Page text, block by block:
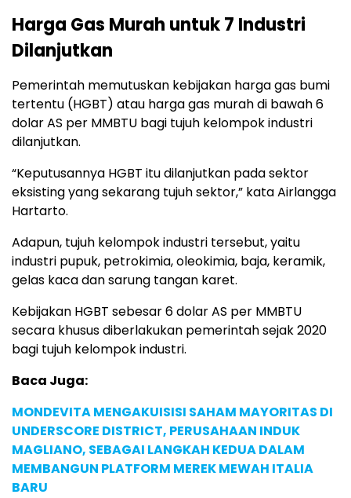
Harga Gas Murah untuk 7 Industri
Dilanjutkan
Pemerintah memutuskan kebijakan harga gas bumi
tertentu (HGBT) atau harga gas murah di bawah 6
dolar AS per MMBTU bagi tujuh kelompok industri
dilanjutkan.
“Keputusannya HGBT itu dilanjutkan pada sektor
eksisting yang sekarang tujuh sektor,” kata Airlangga
Hartarto.
Adapun, tujuh kelompok industri tersebut, yaitu
industri pupuk, petrokimia, oleokimia, baja, keramik,
gelas kaca dan sarung tangan karet.
Kebijakan HGBT sebesar 6 dolar AS per MMBTU
secara khusus diberlakukan pemerintah sejak 2020
bagi tujuh kelompok industri.
Baca Juga:
MONDEVITA MENGAKUISISI SAHAM MAYORITAS DI
UNDERSCORE DISTRICT, PERUSAHAAN INDUK
MAGLIANO, SEBAGAI LANGKAH KEDUA DALAM
MEMBANGUN PLATFORM MEREK MEWAH ITALIA
BARU